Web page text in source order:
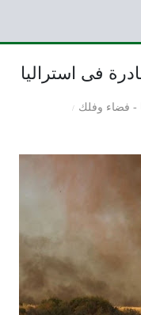
فى استراليا
- فضاء وفلك